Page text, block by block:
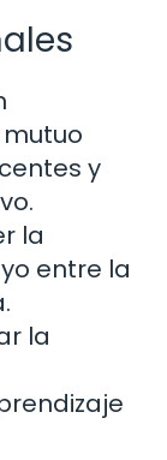
y
la
entre la
la